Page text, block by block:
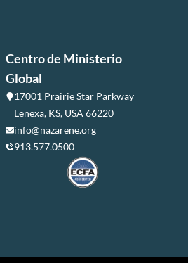
Centro de Ministerio
Global
17001 Prairie Star Parkway
Lenexa, KS, USA 66220
info@nazarene.org
913.577.0500